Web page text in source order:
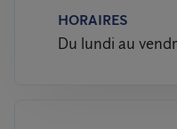
HORAIRES
Du lundi au